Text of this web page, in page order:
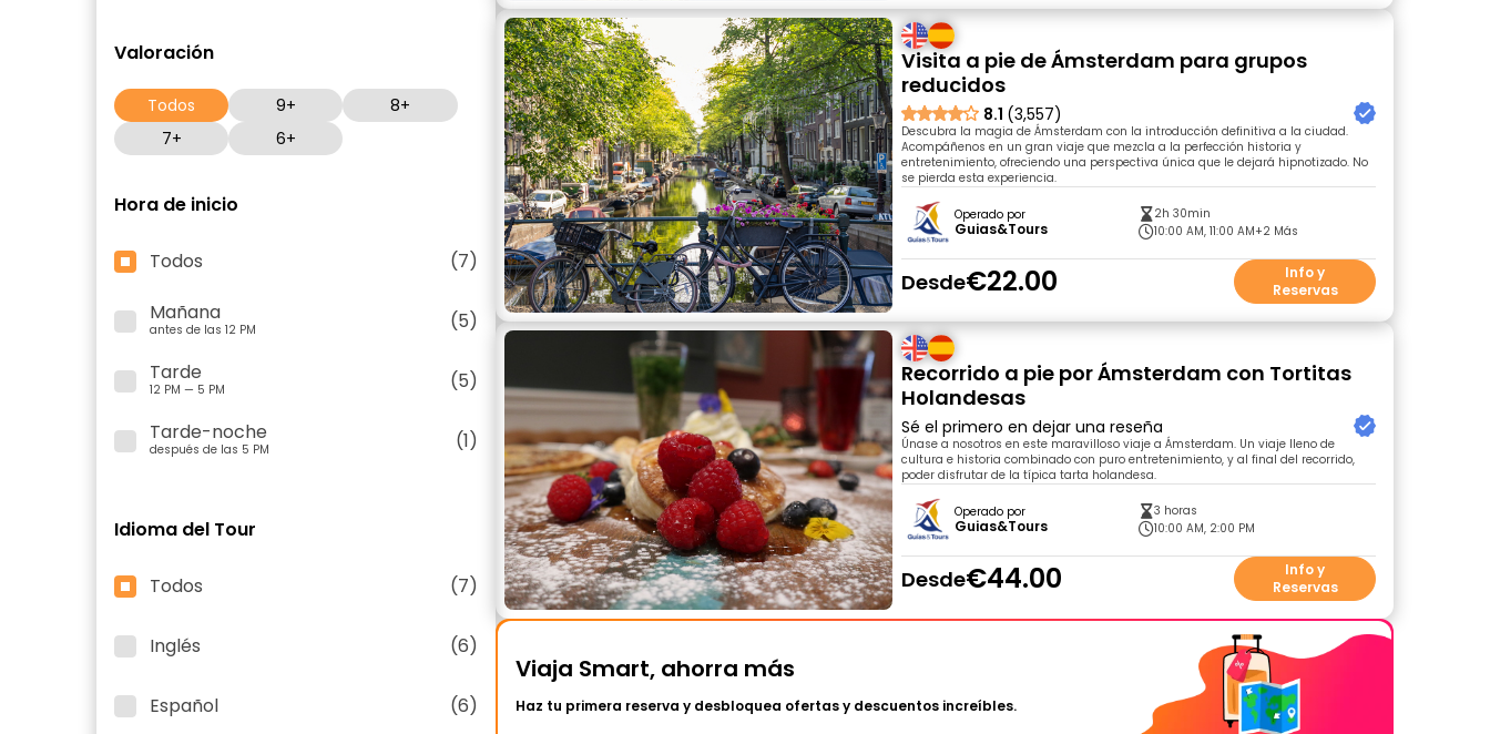
Valoración
Todos 9+
8+
7+
6+
Hora de inicio
Todos
(7)
Mañana
antes de las 12 PM
(5)
Tarde
12 PM — 5 PM
(5)
Tarde-noche
después de las 5 PM (1)
Idioma del Tour
Todos (7)
Inglés (6)
Español (6)
Visita a pie de Ámsterdam para grupos
reducidos
8.1 (3,557)
Descubra la magia de Ámsterdam con la introducción definitiva a la ciudad.
Acompáñenos en un gran viaje que mezcla a la perfección historia y
entretenimiento, ofreciendo una perspectiva única que le dejará hipnotizado. No
se pierda esta experiencia.
Operado por
Guias&Tours
2h 30min
10:00 AM, 11:00 AM+2 Más
Desde€22.00
Info y
Reservas
Recorrido a pie por Ámsterdam con Tortitas
Holandesas
Sé el primero en dejar una reseña
Únase a nosotros en este maravilloso viaje a Ámsterdam. Un viaje lleno de
cultura e historia combinado con puro entretenimiento, y al final del recorrido,
poder disfrutar de la típica tarta holandesa.
Operado por
Guias&Tours
3 horas
10:00 AM, 2:00 PM
Desde€44.00
Info y
Reservas
Viaja Smart, ahorra más
Haz tu primera reserva y desbloquea ofertas y descuentos increíbles.